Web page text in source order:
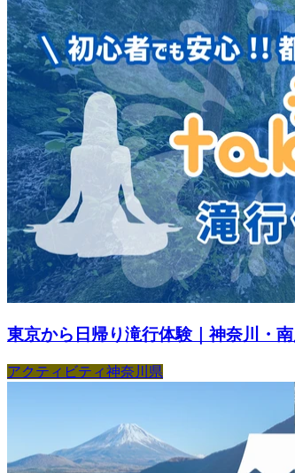
東京から日帰り滝行体験｜神奈川・
アクティビティ神奈川県